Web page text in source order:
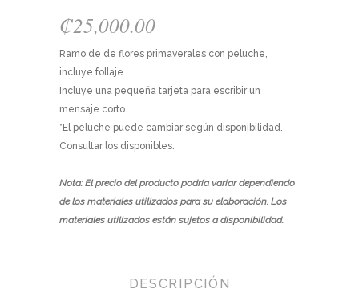
₡25,000.00
Ramo de de flores primaverales con peluche,
incluye follaje.
Incluye una pequeña tarjeta para escribir un
mensaje corto.
*El peluche puede cambiar según disponibilidad.
Consultar los disponibles.
Nota: El precio del producto podría variar dependiendo
de los materiales utilizados para su elaboración. Los
materiales utilizados están sujetos a disponibilidad.
DESCRIPCIÓN